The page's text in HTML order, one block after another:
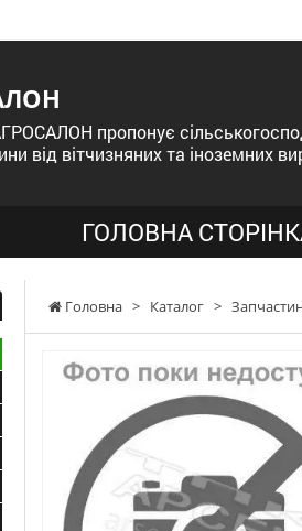
пропонує
від вітчизняних та іноземних
ГОЛОВНА
Головна > Каталог >